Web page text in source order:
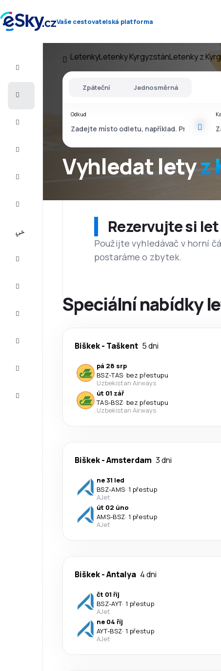
Vaše cestovatelská platforma
LetenkyLetenky KyrgyzstánLetenky z
Vyhledat letyz
Zpáteční Jednosměrná
Odkud
Rezervujte si
Použijte vyhledávač v horní
postaráme o zbytek.
Speciální nabídky
Biškek- Taškent 5 dni
pá 28 srp
BSZ-TAS· bez přestupu
Uzbekistan Airways
út 01 zář
TAS-BSZ· bez přestupu
Uzbekistan Airways
Biškek-Amsterdam 3 dni
ne 31 led
BSZ-AMS· 1 přestup
AJet
út 02 úno
AMS-BSZ· 1 přestup
AJet
Biškek-Antalya 4 dni
čt 01 říj
BSZ-AYT· 1 přestup
AJet
ne 04 říj
AYT-BSZ· 1 přestup
AJet